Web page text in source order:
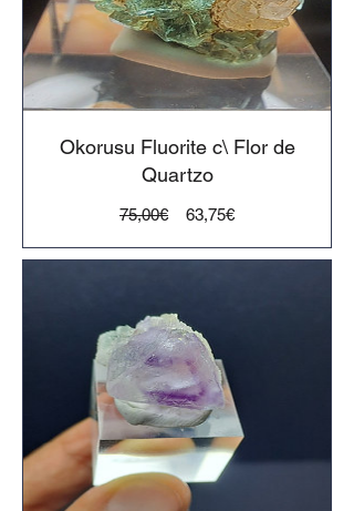
Okorusu Fluorite c\ Flor de
Quartzo
75,00€
Preço
63,75€Preço